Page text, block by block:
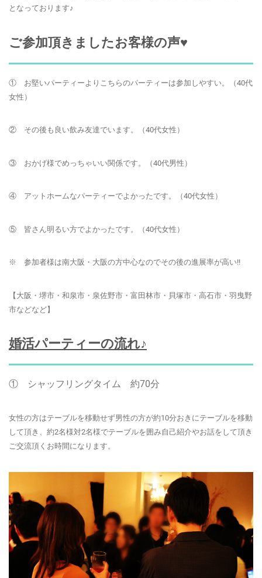
となっております♪
ご参加頂きましたお客様の声♥
① お堅いパーティーよりこちらのパーティーは参加しやすい。（40代
女性）
② その後も良い飲み友達でいます。（40代女性）
③ おかげ様でめっちゃいい関係です。（40代男性）
④ アットホームなパーティーでよかったです。（40代女性）
⑤ 皆さん明るい方でよかったです。（40代女性）
※ 参加者様は南大阪・大阪の方中心なのでその後の進展率が高い!!
【大阪・堺市・和泉市・泉佐野市・富田林市・貝塚市・高石市・羽曳野
市などなど】
婚活パーティーの流れ♪
① シャッフリングタイム 約70分
女性の方はテーブルを移動せず男性の方が約10分おきにテーブルを移動
して頂き、約2名様対2名様でテーブルを囲み自己紹介やお話をして頂き
ご交流頂くお時間になります。